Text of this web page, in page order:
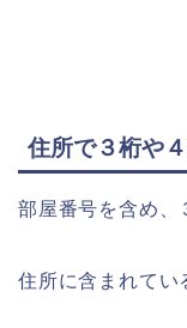
住所で３桁や
部屋番号を含め、
住所に含まれてい